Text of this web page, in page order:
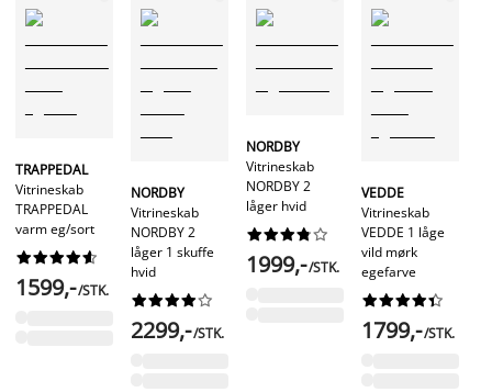
TRAPPEDAL
Vitrineskab
TRAPPEDAL
varm eg/sort






1599,-/STK.
NORDBY
Vitrineskab
NORDBY 2
låger 1 skuffe
hvid






2299,-/STK.
NORDBY
Vitrineskab
NORDBY 2
låger hvid






1999,-/STK.
VEDDE
Vitrineskab
VEDDE 1 låge
vild mørk
egefarve






1799,-/STK.